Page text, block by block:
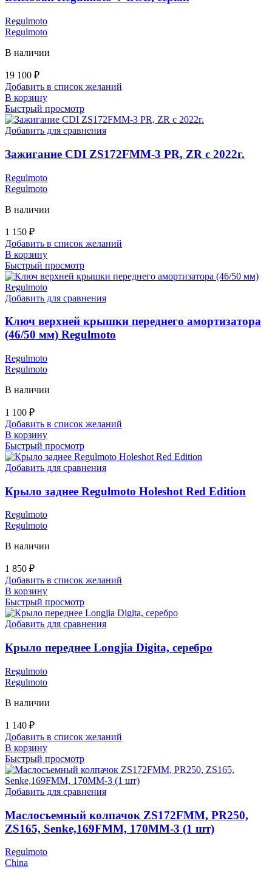
Regulmoto
Regulmoto
В наличии
19 100 ₽
Добавить в список желаний
В корзину
Быстрый просмотр
Добавить для сравнения
Зажигание CDI ZS172FMM-3 PR, ZR с 2022г.
Regulmoto
Regulmoto
В наличии
1 150 ₽
Добавить в список желаний
В корзину
Быстрый просмотр
Добавить для сравнения
Ключ верхней крышки переднего амортизатора
(46/50 мм) Regulmoto
Regulmoto
Regulmoto
В наличии
1 100 ₽
Добавить в список желаний
В корзину
Быстрый просмотр
Добавить для сравнения
Крыло заднее Regulmoto Holeshot Red Edition
Regulmoto
Regulmoto
В наличии
1 850 ₽
Добавить в список желаний
В корзину
Быстрый просмотр
Добавить для сравнения
Крыло переднее Longjia Digita, серебро
Regulmoto
Regulmoto
В наличии
1 140 ₽
Добавить в список желаний
В корзину
Быстрый просмотр
Добавить для сравнения
Маслосъемный колпачок ZS172FMM, PR250,
ZS165, Senke,169FMM, 170MM-3 (1 шт)
Regulmoto
China